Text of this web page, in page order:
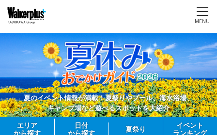
MENU
夏のイベント情報が満載！夏祭りやプール、海水浴場、
キャンプ場など遊べるスポットを大紹介
エリア
から探す
日付
から探す
夏祭り
イベント
ランキング